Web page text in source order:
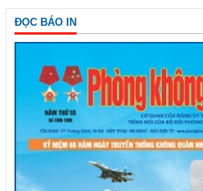
ĐỌC BÁO IN